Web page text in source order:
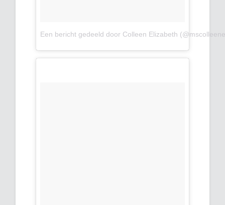
Een bericht gedeeld door Colleen Elizabeth